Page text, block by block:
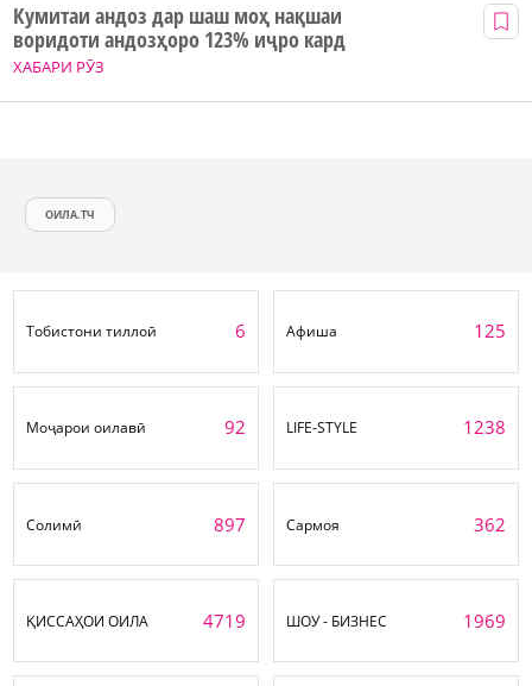
ХАБАРИ РӮЗ
Кумитаи андоз дар шаш моҳ нақшаи
воридоти андозҳоро 123% иҷро кард
ОИЛА.ТЧ
Тобистони тиллоӣ 6 Афиша 125
Моҷарои оилавӣ 92 LIFE-STYLE 1238
Солимӣ 897 Сармоя 362
ҚИССАҲОИ ОИЛА 4719 ШОУ - БИЗНЕС 1969